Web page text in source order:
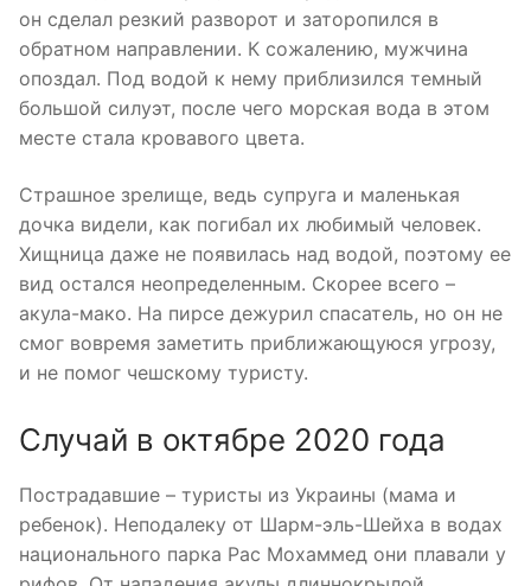
он сделал резкий разворот и заторопился в
обратном направлении. К сожалению, мужчина
опоздал. Под водой к нему приблизился темный
большой силуэт, после чего морская вода в этом
месте стала кровавого цвета.
Страшное зрелище, ведь супруга и маленькая
дочка видели, как погибал их любимый человек.
Хищница даже не появилась над водой, поэтому ее
вид остался неопределенным. Скорее всего –
акула-мако. На пирсе дежурил спасатель, но он не
смог вовремя заметить приближающуюся угрозу,
и не помог чешскому туристу.
Случай в октябре 2020 года
Пострадавшие – туристы из Украины (мама и
ребенок). Неподалеку от Шарм-эль-Шейха в водах
национального парка Рас Мохаммед они плавали у